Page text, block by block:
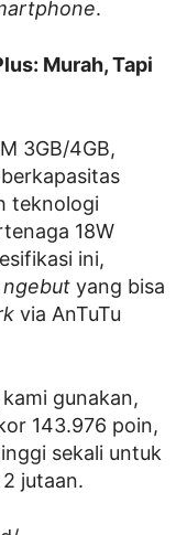
.
Murah, Tapi
3GB/4GB,
teknologi
18W
ini,
ngebut yang bisa
via AnTuTu
gunakan,
143.976 poin,
sekali untuk
jutaan.